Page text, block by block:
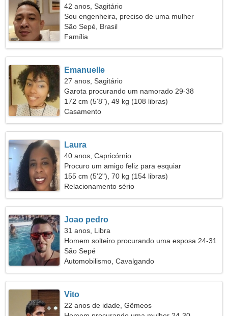
42 anos, Sagitário
Sou engenheira, preciso de uma mulher
apaixonada
São Sepé, Brasil
Família
Emanuelle
27 anos, Sagitário
Garota procurando um namorado 29-38
172 cm (5'8"), 49 kg (108 libras)
Casamento
Laura
40 anos, Capricórnio
Procuro um amigo feliz para esquiar
155 cm (5'2"), 70 kg (154 libras)
Relacionamento sério
Joao pedro
31 anos, Libra
Homem solteiro procurando uma esposa 24-31
São Sepé
Automobilismo, Cavalgando
Vito
22 anos de idade, Gêmeos